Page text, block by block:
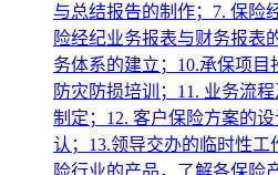
与总结报告的制作；7. 保险
险经纪业务报表与财务报表
务体系的建立；10.承保项
防灾防损培训；11. 业务流
制定；12. 客户保险方案的
认；13.领导交办的临时性
险行业的产品，了解各保险